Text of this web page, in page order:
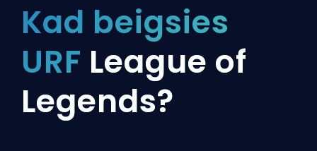
Kad beigsies
URF League of
Legends?